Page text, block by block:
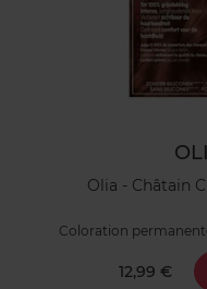
Olia - Châtain
Coloration
12,99 €